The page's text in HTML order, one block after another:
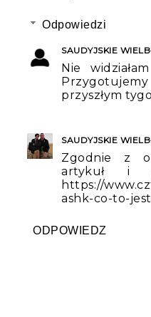
Odpowiedzi
SAUDYJSKIE
Nie
przyszłym
SAUDYJSKIE
Zgodnie z
artykuł i
https://
ashk-co-to-
ODPOWIEDZ